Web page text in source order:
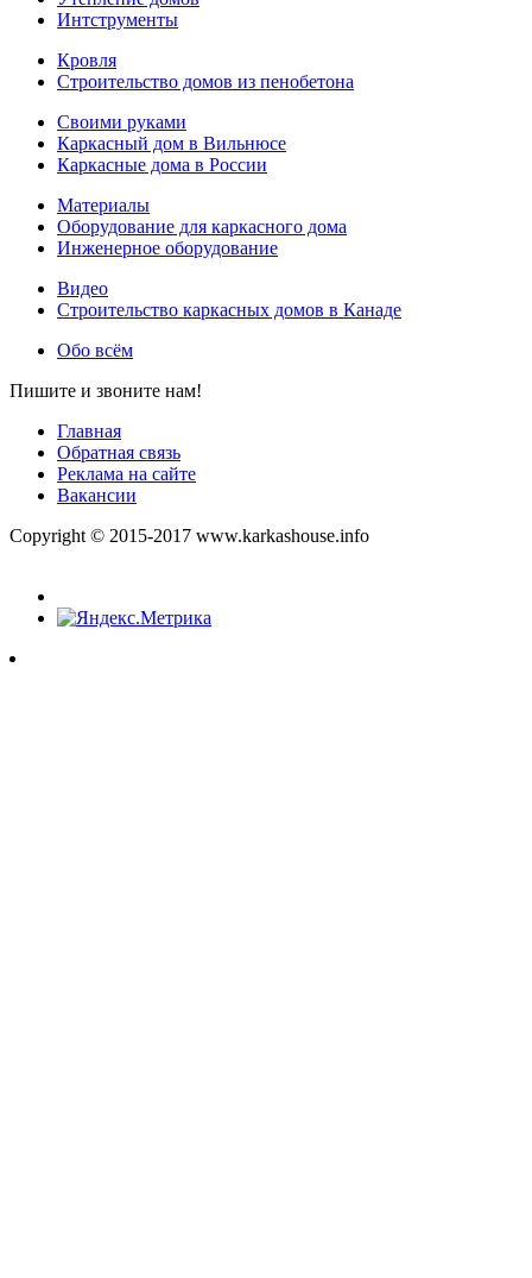
Интструменты
Кровля
Строительство домов из пенобетона
Своими руками
Каркасный дом в Вильнюсе
Каркасные дома в России
Материалы
Оборудование для каркасного дома
Инженерное оборудование
Видео
Строительство каркасных домов в Канаде
Обо всём
Пишите и звоните нам!
Главная
Обратная связь
Реклама на сайте
Вакансии
Copyright © 2015-2017 www.karkashouse.info